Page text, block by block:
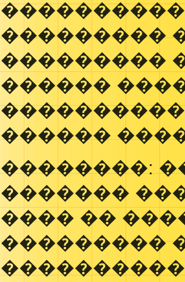
���������
���������
������
������
��������:
�������
���� ��
���������